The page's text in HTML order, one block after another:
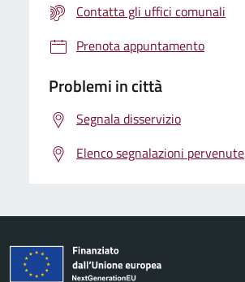
Contatta gli uffici comunali
Prenota appuntamento
Problemi in città
Segnala disservizio
Elenco segnalazioni pervenute